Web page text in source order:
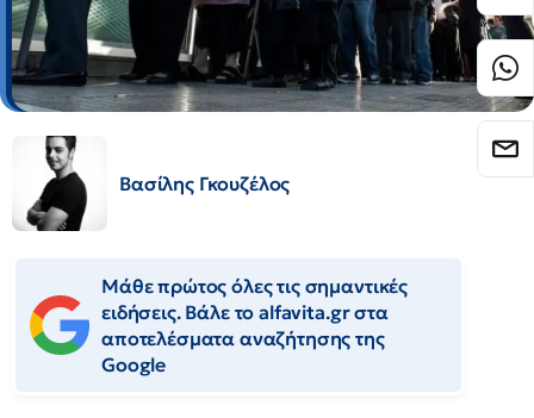
Βασίλης Γκουζέλος
Μάθε πρώτος όλες τις σημαντικές
ειδήσεις. Βάλε το alfavita.gr στα
αποτελέσματα αναζήτησης της
Google